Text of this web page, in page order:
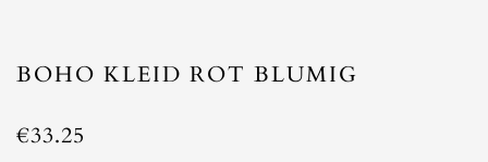
BOHO KLEID ROT BLUMIG
€33.25